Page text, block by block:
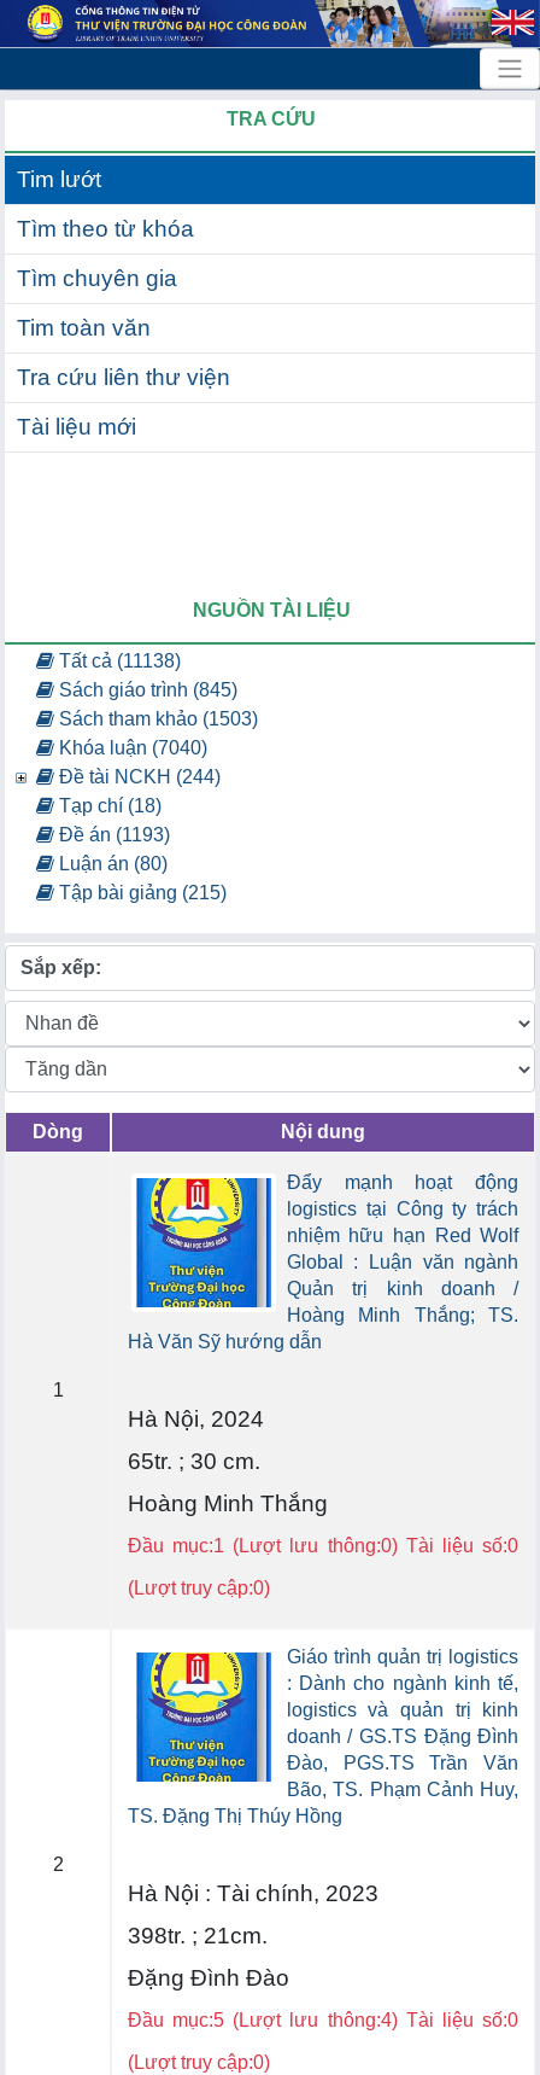
TRA CỨU
Tim lướt
Tìm theo từ khóa
Tìm chuyên gia
Tim toàn văn
Tra cứu liên thư viện
Tài liệu mới
NGUỒN TÀI LIỆU
Tất cả (11138)
Sách giáo trình (845)
Sách tham khảo (1503)
Khóa luận (7040)
Đề tài NCKH (244)
Tạp chí (18)
Đề án (1193)
Luận án (80)
Tập bài giảng (215)
Sắp xếp:
Dòng Nội dung
1
Đẩy mạnh hoạt động
logistics tại Công ty trách
nhiệm hữu hạn Red Wolf
Global : Luận văn ngành
Quản trị kinh doanh /
Hoàng Minh Thắng; TS.
Hà Văn Sỹ hướng dẫn
Hà Nội, 2024
65tr. ; 30 cm.
Hoàng Minh Thắng
Đầu mục:1 (Lượt lưu thông:0) Tài liệu số:0
(Lượt truy cập:0)
2
Giáo trình quản trị logistics
: Dành cho ngành kinh tế,
logistics và quản trị kinh
doanh / GS.TS Đặng Đình
Đào, PGS.TS Trần Văn
Bão, TS. Phạm Cảnh Huy,
TS. Đặng Thị Thúy Hồng
Hà Nội : Tài chính, 2023
398tr. ; 21cm.
Đặng Đình Đào
Đầu mục:5 (Lượt lưu thông:4) Tài liệu số:0
(Lượt truy cập:0)